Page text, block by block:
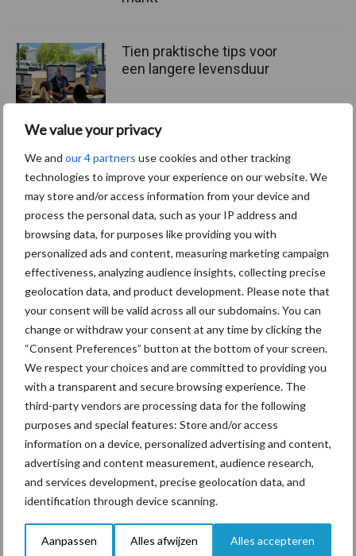
We value your privacy
We and our 4 partners use cookies and other tracking
technologies to improve your experience on our website. We
may store and/or access information from your device and
process the personal data, such as your IP address and
browsing data, for purposes like providing you with
personalized ads and content, measuring marketing campaign
effectiveness, analyzing audience insights, collecting precise
geolocation data, and product development. Please note that
your consent will be valid across all our subdomains. You can
change or withdraw your consent at any time by clicking the
“Consent Preferences” button at the bottom of your screen.
We respect your choices and are committed to providing you
with a transparent and secure browsing experience. The
third-party vendors are processing data for the following
purposes and special features: Store and/or access
information on a device, personalized advertising and content,
advertising and content measurement, audience research,
and services development, precise geolocation data, and
identification through device scanning.
Aanpassen Alles afwijzen Alles accepteren
Tien praktische tips voor
een langere levensduur
“Vraag naar praktische
hygieneoplossingen is in
Polen groter dan ooit”
Themapagina's
Diergezondheid Bemesting Fokkerij
Beregening Bijproducten